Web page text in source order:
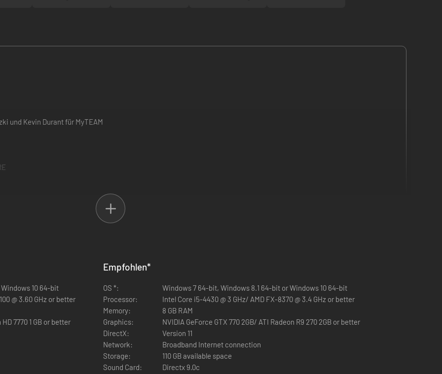
und Kevin Durant für MyTEAM
SPIELE JETZT in realen NBA- und WNBA-Umgebungen gegen authentische Teams und Spieler*innen. Baue in MyTEAM dein
gestern auf. Erlebe in Meine KARRIERE deinen eigenen Weg zur Profikarriere und deinen persönlichen Aufstieg in der NBA.
Fähigkeiten unter Beweis. In NBA 2K22 kann jeder überall Basketball spielen - Anyone, Anywhere.
bietet mehr Wettkampf und mehr Immersion. Erweitere dein Arsenal Dribbeln, Werfen, Dunken und Alley-Oops auf Skill-
10 64-bit
FX-4100 @ 3.60 GHz or better
7770 1 GB or better
Empfohlen*
OS *:
Windows 7 64-bit, Windows 8.1 64-bit or Windows 10 64-bit
Processor:
Intel Core i5-4430 @ 3 GHz/ AMD FX-8370 @ 3.4 GHz or better
Memory:
8 GB RAM
Graphics:
NVIDIA GeForce GTX 770 2GB/ ATI Radeon R9 270 2GB or better
DirectX:
Version 11
Network:
Broadband Internet connection
Storage:
110 GB available space
Sound Card:
Directx 9.0c